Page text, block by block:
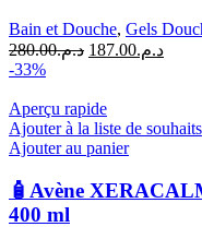
Bain et Douche, Gels
د.م.280.00
Le
était :
د.م.280.00.
د.م.187.00
Le
-33%
Aperçu rapide
Ajouter à la liste de souhaits
Ajouter au panier
🧴Avène
400 ml